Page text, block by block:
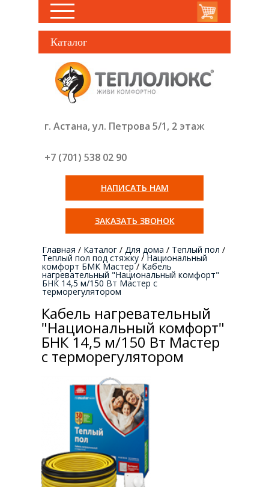
Каталог
г. Астана, ул. Петрова 5/1, 2 этаж
+7 (701) 538 02 90
НАПИСАТЬ НАМ
ЗАКАЗАТЬ ЗВОНОК
Главная / Каталог / Для дома / Теплый пол /
Теплый пол под стяжку / Национальный
комфорт БМК Мастер / Кабель
нагревательный "Национальный комфорт"
БНК 14,5 м/150 Вт Мастер с
терморегулятором
Кабель нагревательный
"Национальный комфорт"
БНК 14,5 м/150 Вт Мастер
с терморегулятором